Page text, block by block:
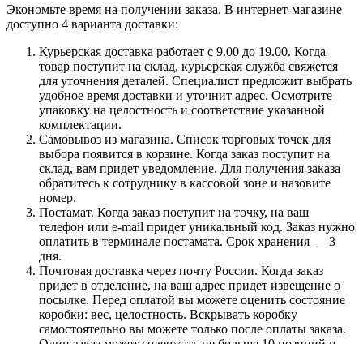
Экономьте время на получении заказа. В интернет-магазине
доступно 4 варианта доставки:
Курьерская доставка работает с 9.00 до 19.00. Когда
товар поступит на склад, курьерская служба свяжется
для уточнения деталей. Специалист предложит выбрать
удобное время доставки и уточнит адрес. Осмотрите
упаковку на целостность и соответствие указанной
комплектации.
Самовывоз из магазина. Список торговых точек для
выбора появится в корзине. Когда заказ поступит на
склад, вам придет уведомление. Для получения заказа
обратитесь к сотруднику в кассовой зоне и назовите
номер.
Постамат. Когда заказ поступит на точку, на ваш
телефон или e-mail придет уникальный код. Заказ нужно
оплатить в терминале постамата. Срок хранения — 3
дня.
Почтовая доставка через почту России. Когда заказ
придет в отделение, на ваш адрес придет извещение о
посылке. Перед оплатой вы можете оценить состояние
коробки: вес, целостность. Вскрывать коробку
самостоятельно вы можете только после оплаты заказа.